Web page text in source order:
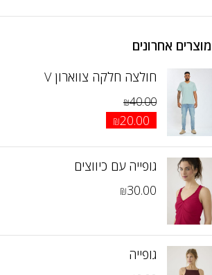
מוצרים אחרונים
חולצה חלקה צווארון V
₪40.00
₪20.00
גופייה עם כיווצים
₪30.00
גופייה